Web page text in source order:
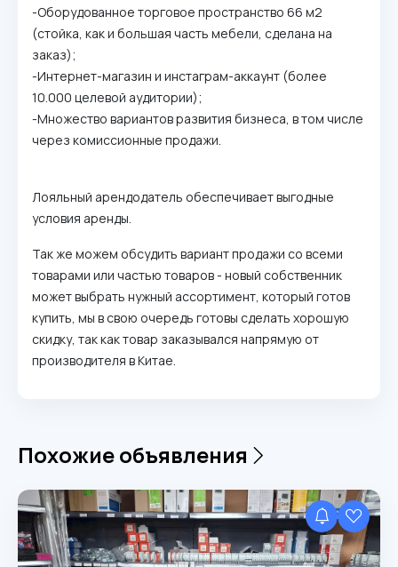
-Оборудованное торговое пространство 66 м2
(стойка, как и большая часть мебели, сделана на
заказ);
-Интернет-магазин и инстаграм-аккаунт (более
10.000 целевой аудитории);
-Множество вариантов развития бизнеса, в том числе
через комиссионные продажи.
Лояльный арендодатель обеспечивает выгодные
условия аренды.
Так же можем обсудить вариант продажи со всеми
товарами или частью товаров - новый собственник
может выбрать нужный ассортимент, который готов
купить, мы в свою очередь готовы сделать хорошую
скидку, так как товар заказывался напрямую от
производителя в Китае.
Похожие объявления